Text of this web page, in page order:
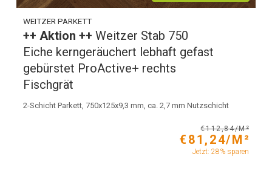
WEITZER PARKETT
++ Aktion ++Weitzer Stab 750
Eiche kerngeräuchert lebhaft gefast
gebürstet ProActive+ rechts
Fischgrät
2-Schicht Parkett, 750x125x9,3 mm, ca. 2,7 mm Nutzschicht
€112,84/M²
€81,24/M²
Jetzt: 28% sparen